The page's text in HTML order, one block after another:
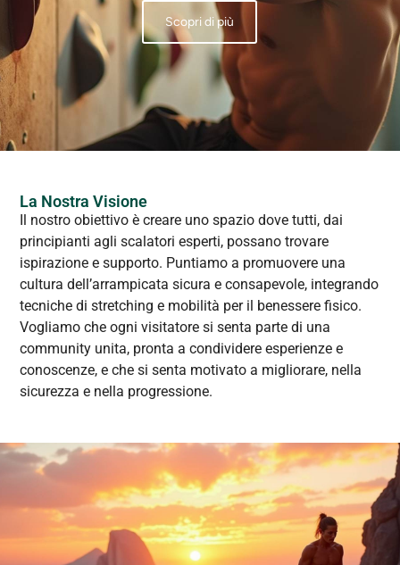
Scopri di più
La Nostra Visione
Il nostro obiettivo è creare uno spazio dove tutti, dai
principianti agli scalatori esperti, possano trovare
ispirazione e supporto. Puntiamo a promuovere una
cultura dell’arrampicata sicura e consapevole, integrando
tecniche di stretching e mobilità per il benessere fisico.
Vogliamo che ogni visitatore si senta parte di una
community unita, pronta a condividere esperienze e
conoscenze, e che si senta motivato a migliorare, nella
sicurezza e nella progressione.